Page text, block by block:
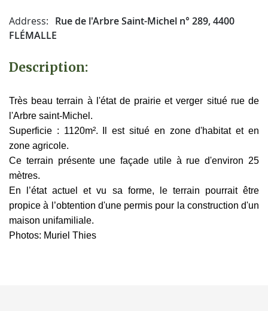
Address: Rue de l'Arbre Saint-Michel n° 289, 4400
FLÉMALLE
Description:
Très beau terrain à l'état de prairie et verger situé rue de
l'Arbre saint-Michel.
Superficie : 1120m². Il est situé en zone d'habitat et en
zone agricole.
Ce terrain présente une façade utile à rue d'environ 25
mètres.
En l’état actuel et vu sa forme, le terrain pourrait être
propice à l’obtention d'une permis pour la construction d'un
maison unifamiliale.
Photos: Muriel Thies